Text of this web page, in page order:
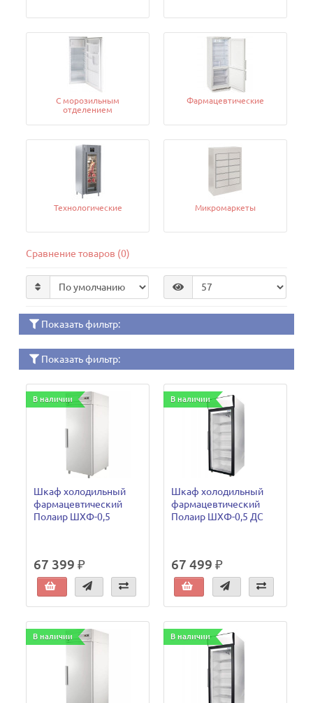
С морозильным
отделением
Фармацевтические
Технологические Микромаркеты
Сравнение товаров (0)
Показать фильтр:
Показать фильтр:
В наличии
Шкаф холодильный
фармацевтический
Полаир ШХФ-0,5
67 399 ₽
В наличии
Шкаф холодильный
фармацевтический
Полаир ШХФ-0,5 ДС
67 499 ₽
В наличии В наличии